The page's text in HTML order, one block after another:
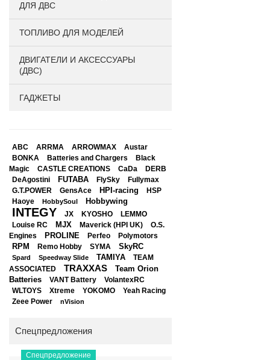
ДЛЯ ДВС
ТОПЛИВО ДЛЯ МОДЕЛЕЙ
ДВИГАТЕЛИ И АКСЕССУАРЫ
(ДВС)
ГАДЖЕТЫ
ABC ARRMA ARROWMAX Austar
BONKA Batteries and Chargers
Black
Magic
CASTLE CREATIONS CaDa DERB
DeAgostini FUTABA FlySky Fullymax
G.T.POWER GensAce HPI-racing
HSP
Haoye
HobbySoul Hobbywing
INTEGY JX KYOSHO
LEMMO
Louise RC
MJX Maverick (HPI UK)
O.S.
Engines
PROLINE Perfeo Polymotors
RPM Remo Hobby SYMA SkyRC
Spard Speedway Slide TAMIYA
TEAM
ASSOCIATED
TRAXXAS
Team Orion
Batteries
VANT Battery VolantexRC
WLTOYS Xtreme YOKOMO Yeah Racing
Zeee Power nVision
Спецпредложения
Спецпредложение